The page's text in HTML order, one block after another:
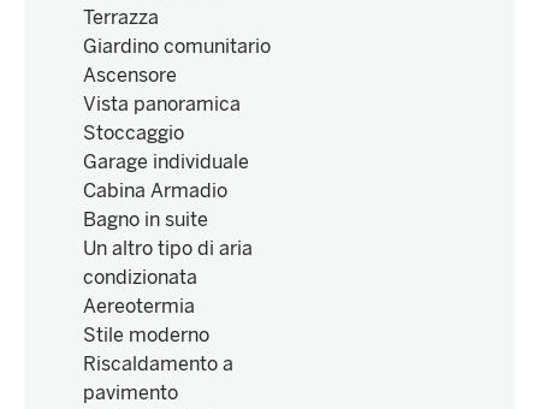
Terrazza
Giardino comunitario
Ascensore
Vista panoramica
Stoccaggio
Garage individuale
Cabina Armadio
Bagno in suite
Un altro tipo di aria
condizionata
Aereotermia
Stile moderno
Riscaldamento a
pavimento